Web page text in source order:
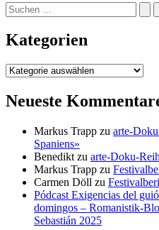
Suchen
nach:
Kategorien
Kategorien
Neueste
Markus Trapp zu arte-
Spaniens»
Benedikt zu arte-Doku-
Markus Trapp zu
Carmen Döll zu
Pódcast Exigencias del
domingos – Romanistik-
Sebastián 2025